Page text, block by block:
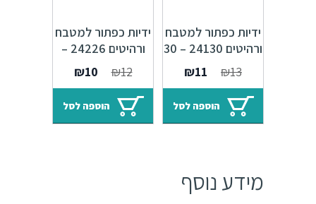
ידיות כפתור למטבח
ורהיטים 24130 – 30
מ"מ ברונזה פירנצה
M09
₪13
המחיר
המקורי
היה:
₪13.
₪11
הנוכחי
הוא:
₪11.
הוספה לסל
ידיות כפתור למטבח
ורהיטים 24226 –
25 מ"מ פליז עתיק
M03
₪12
המחיר
המקורי
היה:
₪12.
₪10
הנוכחי
הוא:
₪10.
הוספה לסל
מידע נוסף